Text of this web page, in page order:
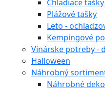
Chladiace
Plážové tašky
Leto -
Kempingové
Vinárske potreby -
Halloween
Náhrobný
Náhrobné